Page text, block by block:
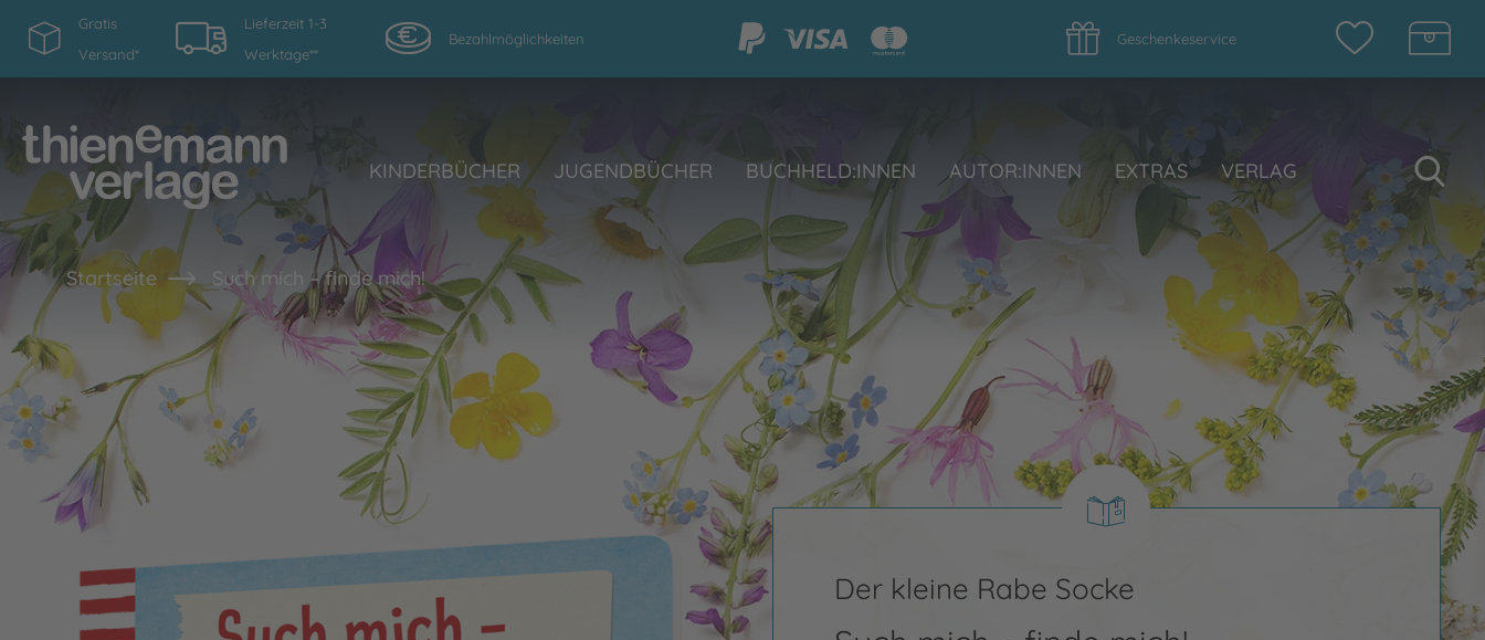
Gratis
Versand*
Lieferzeit 1-3
Werktage**
Bezahlmöglichkeiten Geschenkeservice
KINDERBÜCHER JUGENDBÜCHER BUCHHELD:INNEN AUTOR:INNEN EXTRAS VERLAG
Startseite Such mich – finde mich!
Der kleine Rabe Socke